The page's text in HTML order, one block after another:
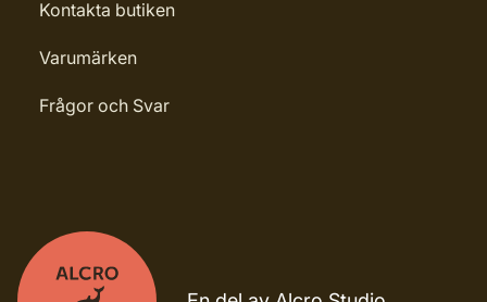
Kontakta butiken
Varumärken
Frågor och Svar